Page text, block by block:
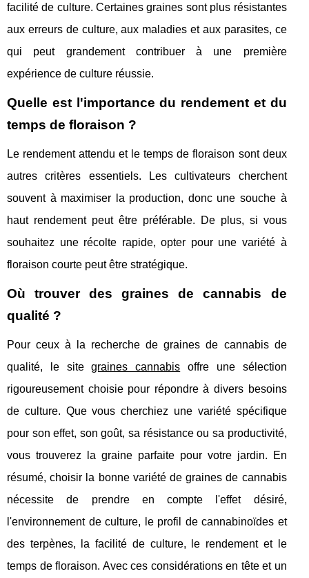
facilité de culture. Certaines graines sont plus résistantes
aux erreurs de culture, aux maladies et aux parasites, ce
qui peut grandement contribuer à une première
expérience de culture réussie.
Quelle est l'importance du rendement et du
temps de floraison ?
Le rendement attendu et le temps de floraison sont deux
autres critères essentiels. Les cultivateurs cherchent
souvent à maximiser la production, donc une souche à
haut rendement peut être préférable. De plus, si vous
souhaitez une récolte rapide, opter pour une variété à
floraison courte peut être stratégique.
Où trouver des graines de cannabis de
qualité ?
Pour ceux à la recherche de graines de cannabis de
qualité, le sitegraines cannabis offre une sélection
rigoureusement choisie pour répondre à divers besoins
de culture. Que vous cherchiez une variété spécifique
pour son effet, son goût, sa résistance ou sa productivité,
vous trouverez la graine parfaite pour votre jardin. En
résumé, choisir la bonne variété de graines de cannabis
nécessite de prendre en compte l'effet désiré,
l'environnement de culture, le profil de cannabinoïdes et
des terpènes, la facilité de culture, le rendement et le
temps de floraison. Avec ces considérations en tête et un